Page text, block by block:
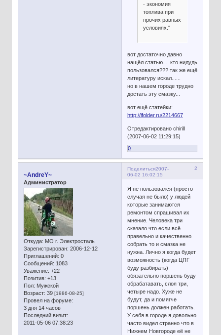
- экономия
топлива при
прочих равных
условиях."
вот достаточно давно
нащёл статью.... кто нидудь
пользовался??? так же ещё
литературу искал......
но в нашем городе трудно
достать эту смазку...
вот ещё статейки:
http://ifolder.ru/2214667
Отредактировано chirill
(2007-06-02 11:29:15)
0
Поделиться 2
2007-
06-02 16:02:15
~AndreY~
Администратор
Откуда: МО г. Электросталь
Зарегистрирован: 2006-12-12
Приглашений: 0
Сообщений: 1083
Уважение: +22
Позитив: +13
Пол: Мужской
Возраст: 39 [1986-08-25]
Провел на форуме:
3 дня 14 часов
Последний визит:
2011-05-06 07:38:23
Я не пользовался (просто
случая не было) у людей
которые занимаются
ремонтом спрашивал их
мнение. Человека три
сказало что если всё
правельно и качественно
собрать то и смазка не
нужна. Лично я когда будет
возможность (когда ЦПГ
буду разбирать)
обязательно поршень буду
обрабатавать, слоя три,
четыре надо. Хуже не
будут, да и помягче
поршень должен работать.
У себя в городе я довольно
часто видел странно что в
Нижнем Новгороде её не